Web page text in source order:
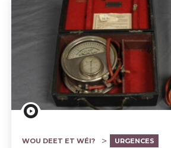
WOU DEET ET WÉI? URGENCES